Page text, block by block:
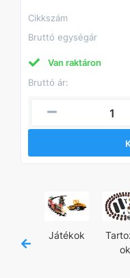
Cikkszám
Bruttó egységár
Van raktáron
Bruttó ár:
Játékok
ok